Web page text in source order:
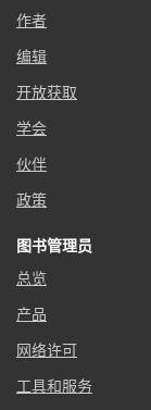
作者
编辑
开放获取
学会
伙伴
政策
图书管理员
总览
产品
网络许可
工具和服务